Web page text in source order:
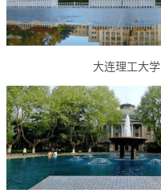
大连理工大学